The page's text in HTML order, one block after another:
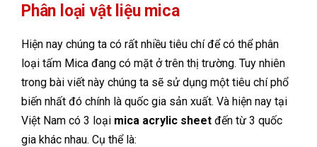
Phân loại vật liệu mica
Hiện nay chúng ta có rất nhiều tiêu chí để có thể phân
loại tấm Mica đang có mặt ở trên thị trường. Tuy nhiên
trong bài viết này chúng ta sẽ sử dụng một tiêu chí phổ
biến nhất đó chính là quốc gia sản xuất. Và hiện nay tại
Việt Nam có 3 loại mica acrylic sheet đến từ 3 quốc
gia khác nhau. Cụ thể là: